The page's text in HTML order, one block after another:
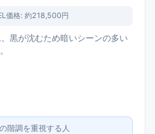
価格: 約218,500円
黒が沈むため暗いシーンの多い
階調を重視する人